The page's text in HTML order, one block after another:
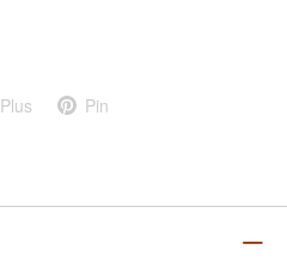
Plus Pin